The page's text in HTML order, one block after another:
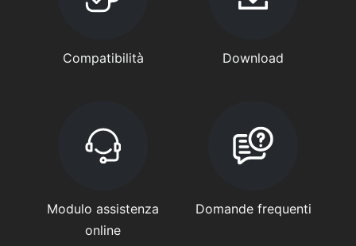
Compatibilità Download
Modulo assistenza
online
Domande frequenti